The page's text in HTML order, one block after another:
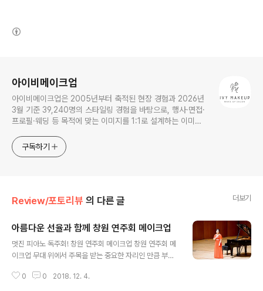
아이비메이크업
아이비메이크업은 2005년부터 축적된 현장 경험과 2026년
3월 기준 39,240명의 스타일링 경험을 바탕으로, 행사·면접·
프로필·웨딩 등 목적에 맞는 이미지를 1:1로 설계하는 이미지
구독하기
Review/포토리뷰 의 다른 글 더보기
아름다운 선율과 함께 창원 연주회 메이크업
멋진 피아노 독주회! 창원 연주회 메이크업 창원 연주회 메
이크업 무대 위에서 주목을 받는 중요한 자리인 만큼 부러
아름다운 선율, 아름다운 그녀와 함께 "당신의 오아시스"
0 0 2018. 12. 4.